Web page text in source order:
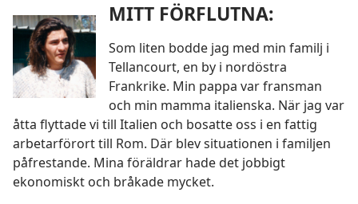
MITT FÖRFLUTNA:
Som liten bodde jag med min familj i
Tellancourt, en by i nordöstra
Frankrike. Min pappa var fransman
och min mamma italienska. När jag var
åtta flyttade vi till Italien och bosatte oss i en fattig
arbetarförort till Rom. Där blev situationen i familjen
påfrestande. Mina föräldrar hade det jobbigt
ekonomiskt och bråkade mycket.